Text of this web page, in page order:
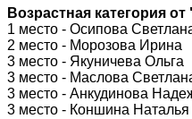
Возрастная категория от
1 место - Осипова
2 место - Морозова Ирина
3 место - Якуничева Ольга
3 место - Маслова
3 место - Анкудинова
3 место - Коншина Наталья